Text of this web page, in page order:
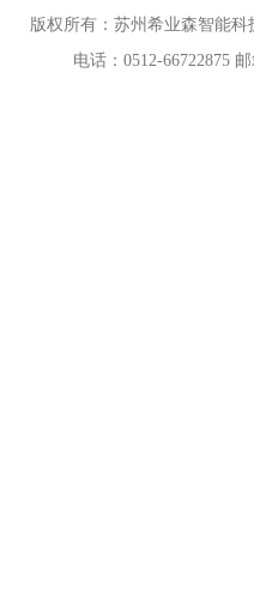
版权所有：苏州希业森智能
电话：0512-66722875